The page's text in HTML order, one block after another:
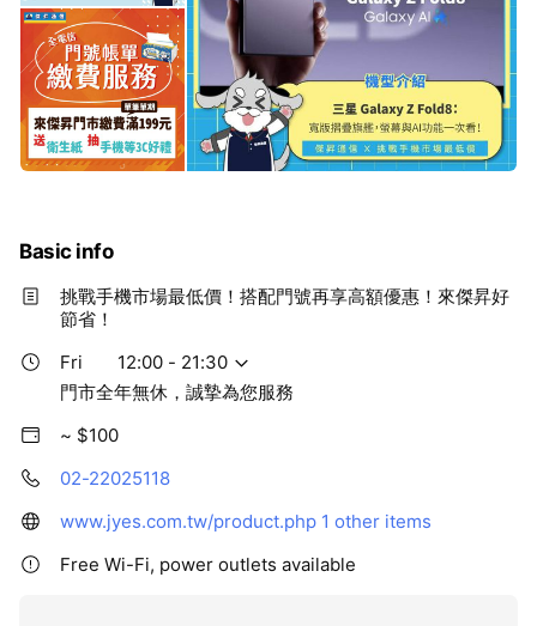
Basic info
挑戰手機市場最低價！搭配門號再享高額優惠！來傑昇好
節省！
Fri
12:00 - 21:30
門市全年無休，誠摯為您服務
~ $100
02-22025118
www.jyes.com.tw/product.php 1 other items
Free Wi-Fi, power outlets available